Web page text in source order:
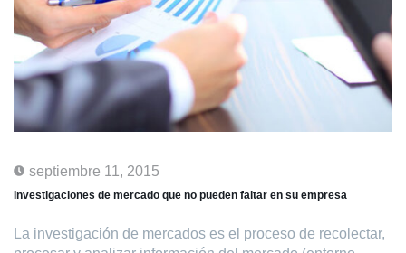
septiembre 11, 2015
Investigaciones de mercado que no pueden faltar en su empresa
La investigación de mercados es el proceso de recolectar,